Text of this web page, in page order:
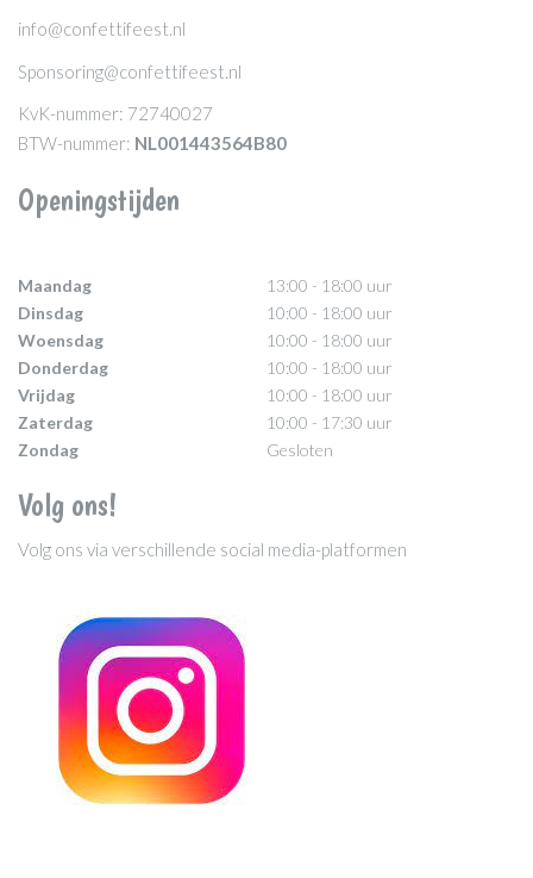
info@confettifeest.nl
Sponsoring@confettifeest.nl
KvK-nummer: 72740027
BTW-nummer: NL001443564B80
Openingstijden
Maandag
13:00 - 18:00 uur
Dinsdag
10:00 - 18:00 uur
Woensdag
10:00 - 18:00 uur
Donderdag
10:00 - 18:00 uur
Vrijdag
10:00 - 18:00 uur
Zaterdag
10:00 - 17:30 uur
Zondag
Gesloten
Volg ons!
Volg ons via verschillende social media-platformen